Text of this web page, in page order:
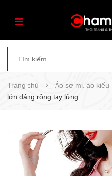
Trang chủ Áo sơ mi, áo kiểu
lớn dáng rộng tay lửng